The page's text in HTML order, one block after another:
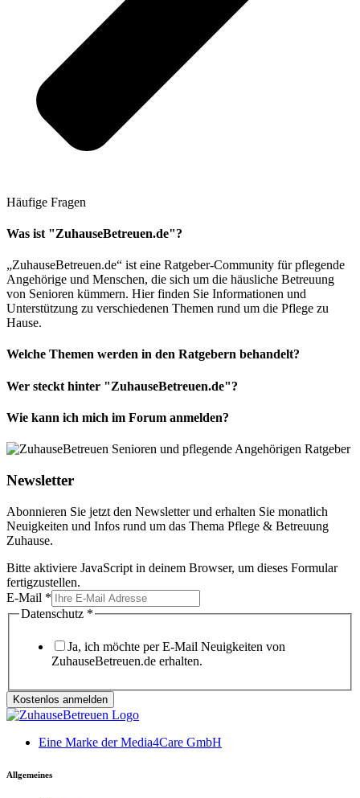
Häufige Fragen
Was ist "ZuhauseBetreuen.de"?
„ZuhauseBetreuen.de“ ist eine Ratgeber-Community für pflegende
Angehörige und Menschen, die sich um die häusliche Betreuung
von Senioren kümmern. Hier finden Sie Informationen und
Unterstützung zu verschiedenen Themen rund um die Pflege zu
Hause.
Welche Themen werden in den Ratgebern behandelt?
Wer steckt hinter "ZuhauseBetreuen.de"?
Wie kann ich mich im Forum anmelden?
Newsletter
Abonnieren Sie jetzt den Newsletter und erhalten Sie monatlich
Neuigkeiten und Infos rund um das Thema Pflege & Betreuung
Zuhause.
Bitte aktiviere JavaScript in deinem Browser, um dieses Formular
fertigzustellen.
E-Mail *
Datenschutz *
Ja, ich möchte per E-Mail Neuigkeiten von
ZuhauseBetreuen.de erhalten.
Kostenlos anmelden
Eine Marke der Media4Care GmbH
Allgemeines